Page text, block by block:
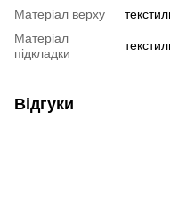
Матеріал верху
Матеріал
підкладки
Відгуки